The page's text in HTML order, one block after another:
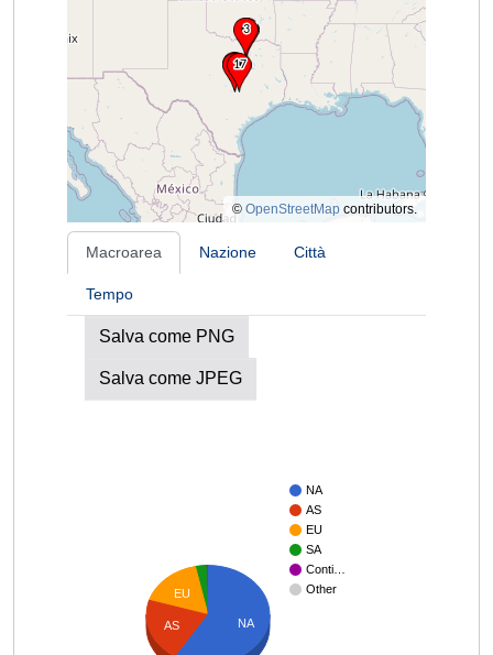
© OpenStreetMap contributors.
Macroarea Nazione Città
Tempo
Salva come PNG
Salva come JPEG
NA
AS
EU
SA
Conti…
Other
EU
AS NA